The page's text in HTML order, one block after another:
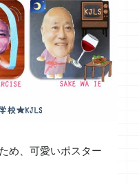
め、可愛いポスター